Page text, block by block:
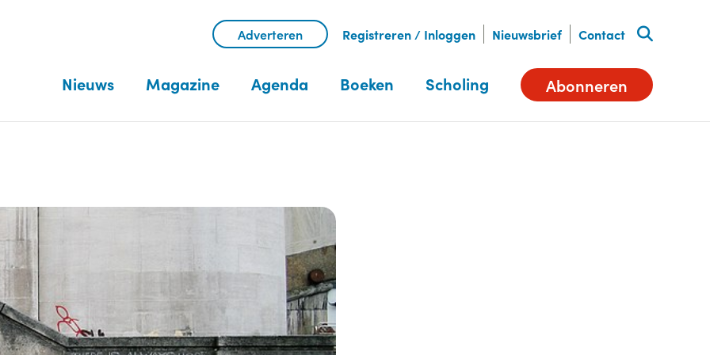
Adverteren Registreren / Inloggen Nieuwsbrief Contact
Nieuws Magazine Agenda Boeken Scholing Abonneren